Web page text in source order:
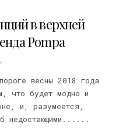
в верхней
Pompa
весны 2018 года
что будет модно и
и, разумеется,
недостающими......